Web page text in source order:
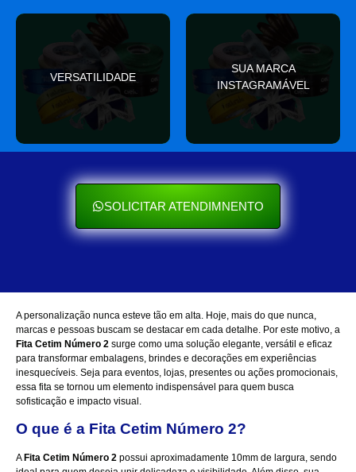
VERSATILIDADE
Se encaixa em qualquer
ocasião e sempre agrega
valor
SUA MARCA
INSTAGRAMÁVEL
Seu cliente ama mostrar
nas redes sociais
SOLICITAR ATENDIMNENTO
A personalização nunca esteve tão em alta. Hoje, mais do que nunca,
marcas e pessoas buscam se destacar em cada detalhe. Por este motivo, a
Fita Cetim Número 2 surge como uma solução elegante, versátil e eficaz
para transformar embalagens, brindes e decorações em experiências
inesquecíveis. Seja para eventos, lojas, presentes ou ações promocionais,
essa fita se tornou um elemento indispensável para quem busca
sofisticação e impacto visual.
O que é a Fita Cetim Número 2?
AFita Cetim Número 2 possui aproximadamente 10mm de largura, sendo